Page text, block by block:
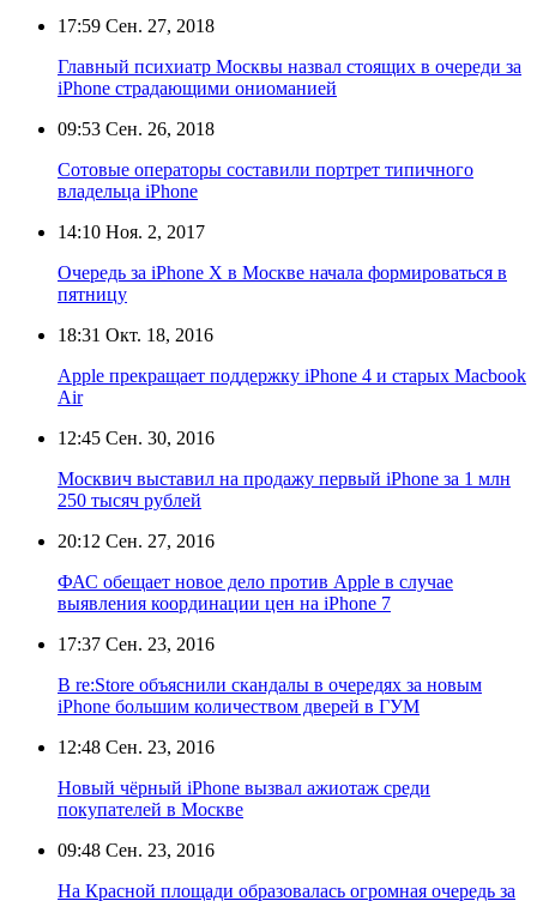
17:59 Сен. 27, 2018
Главный психиатр Москвы назвал стоящих в очереди за
iPhone страдающими ониоманией
09:53 Сен. 26, 2018
Сотовые операторы составили портрет типичного
владельца iPhone
14:10 Ноя. 2, 2017
Очередь за iPhone X в Москве начала формироваться в
пятницу
18:31 Окт. 18, 2016
Apple прекращает поддержку iPhone 4 и старых Macbook
Air
12:45 Сен. 30, 2016
Москвич выставил на продажу первый iPhone за 1 млн
250 тысяч рублей
20:12 Сен. 27, 2016
ФАС обещает новое дело против Apple в случае
выявления координации цен на iPhone 7
17:37 Сен. 23, 2016
В re:Store объяснили скандалы в очередях за новым
iPhone большим количеством дверей в ГУМ
12:48 Сен. 23, 2016
Новый чёрный iPhone вызвал ажиотаж среди
покупателей в Москве
09:48 Сен. 23, 2016
На Красной площади образовалась огромная очередь за